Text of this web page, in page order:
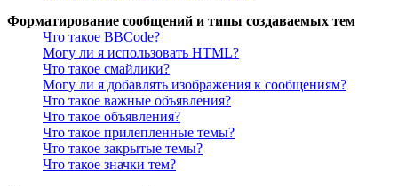
Форматирование сообщений и типы создаваемых тем
Что такое BBCode?
Могу ли я использовать HTML?
Что такое смайлики?
Могу ли я добавлять изображения к сообщениям?
Что такое важные объявления?
Что такое объявления?
Что такое прилепленные темы?
Что такое закрытые темы?
Что такое значки тем?